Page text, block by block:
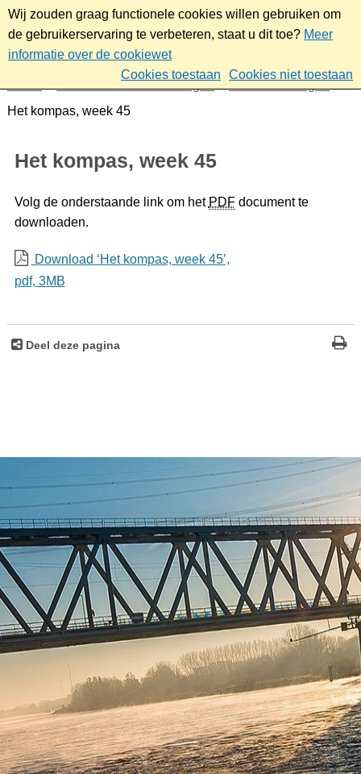
Wij zouden graag functionele cookies willen gebruiken om
de gebruikerservaring te verbeteren, staat u dit toe? Meer
informatie over de cookiewet
Cookies toestaan
Cookies niet toestaan
Nieuws & bekendmakingen
Bekendmakingen
Het kompas, week 45
Het kompas, week 45
Volg de onderstaande link om het PDFdocument te
downloaden.
Download ‘Het kompas, week 45’,
pdf, 3MB
Deel deze pagina